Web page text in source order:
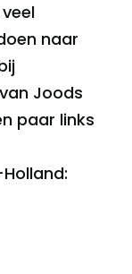
naar
Joods
paar links